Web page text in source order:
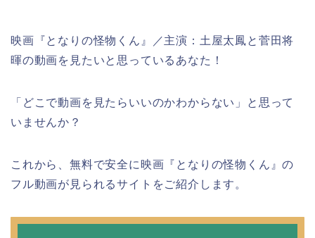
映画『となりの怪物くん』／主演：土屋太鳳と菅田将
暉の動画を見たいと思っているあなた！
「どこで動画を見たらいいのかわからない」と思って
いませんか？
これから、無料で安全に映画『となりの怪物くん』の
フル動画が見られるサイトをご紹介します。